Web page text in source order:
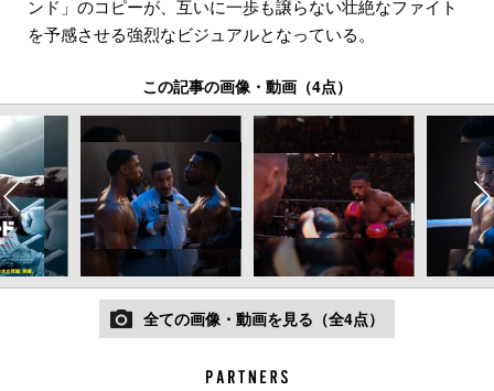
ンド」のコピーが、互いに一歩も譲らない壮絶なファイト
を予感させる強烈なビジュアルとなっている。
この記事の画像・動画（4点）
全ての画像・動画を見る（全4点）